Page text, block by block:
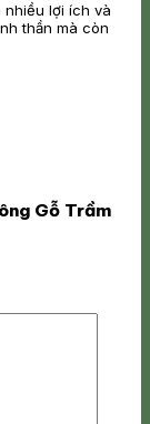
nhiều lợi ích và
thần mà còn
Gỗ Trầm